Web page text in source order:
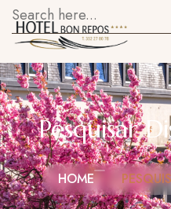
Início
Quartos
Pesquisar
HOME